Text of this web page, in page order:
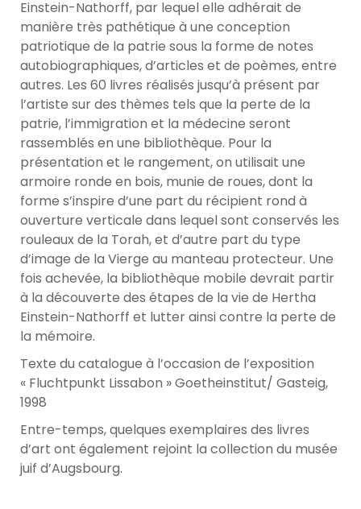
Einstein-Nathorff, par lequel elle adhérait de
manière très pathétique à une conception
patriotique de la patrie sous la forme de notes
autobiographiques, d’articles et de poèmes, entre
autres. Les 60 livres réalisés jusqu’à présent par
l’artiste sur des thèmes tels que la perte de la
patrie, l’immigration et la médecine seront
rassemblés en une bibliothèque. Pour la
présentation et le rangement, on utilisait une
armoire ronde en bois, munie de roues, dont la
forme s’inspire d’une part du récipient rond à
ouverture verticale dans lequel sont conservés les
rouleaux de la Torah, et d’autre part du type
d’image de la Vierge au manteau protecteur. Une
fois achevée, la bibliothèque mobile devrait partir
à la découverte des étapes de la vie de Hertha
Einstein-Nathorff et lutter ainsi contre la perte de
la mémoire.
Texte du catalogue à l’occasion de l’exposition
« Fluchtpunkt Lissabon » Goetheinstitut/ Gasteig,
1998
Entre-temps, quelques exemplaires des livres
d’art ont également rejoint la collection du musée
juif d’Augsbourg.